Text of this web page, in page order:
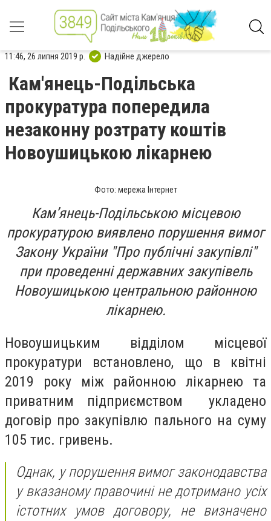
11:46, 26 липня 2019 р. Надійне джерело
Кам'янець-Подільська
прокуратура попередила
незаконну розтрату коштів
Новоушицькою лікарнею
Фото: мережа Інтернет
Кам’янець-Подільською місцевою
прокуратурою виявлено порушення вимог
Закону України "Про публічні закупівлі"
при проведенні державних закупівель
Новоушицькою центральною районною
лікарнею.
Новоушицьким відділом місцевої
прокуратури встановлено, що в квітні
2019 року між районною лікарнею та
приватним підприємством укладено
договір про закупівлю пального на суму
105 тис. гривень.
Однак, у порушення вимог законодавства
у вказаному правочині не дотримано усіх
істотних умов договору, не визначено